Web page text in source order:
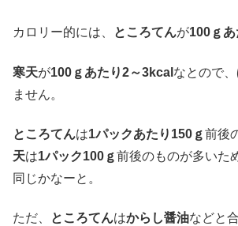
カロリー的には、 ところてんが100ｇ
寒天が100ｇあたり2～3kcal なとので
ません。
ところてんは1パックあたり150ｇ前後
天は1パック100ｇ前後のものが多いた
同じかなーと。
ただ、 ところてんはからし醤油などと